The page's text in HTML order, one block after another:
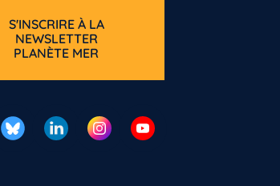
S'INSCRIRE À LA
NEWSLETTER
PLANÈTE MER